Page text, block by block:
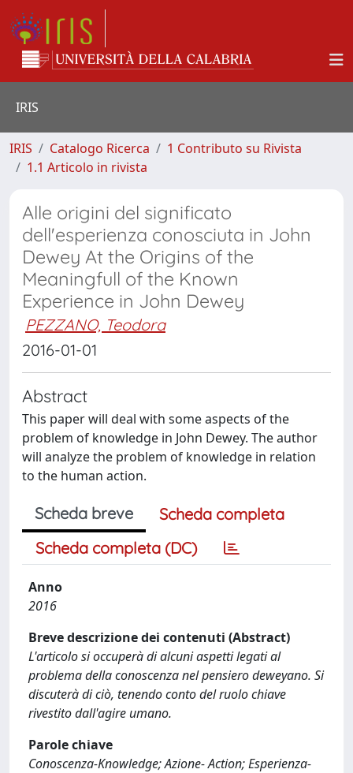
IRIS
IRIS Catalogo Ricerca
1 Contributo su Rivista
1.1 Articolo in rivista
Alle origini del significato
dell'esperienza conosciuta in John
Dewey At the Origins of the
Meaningfull of the Known
Experience in John Dewey
PEZZANO, Teodora
2016-01-01
Abstract
This paper will deal with some aspects of the
problem of knowledge in John Dewey. The author
will analyze the problem of knowledge in relation
to the human action.
Scheda breve
Scheda completa
Scheda completa (DC)
Anno
2016
Breve descrizione dei contenuti (Abstract)
L'articolo si occuperà di alcuni aspetti legati al
problema della conoscenza nel pensiero deweyano. Si
discuterà di ciò, tenendo conto del ruolo chiave
rivestito dall'agire umano.
Parole chiave
Conoscenza-Knowledge; Azione- Action; Esperienza-